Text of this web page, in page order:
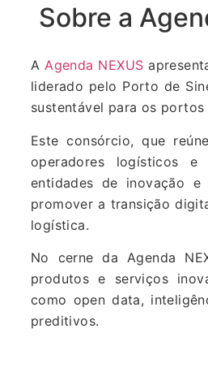
Sobre a
AAgenda NEXUS
liderado pelo Porto de
sustentável para os
Este consórcio, que
operadores logísticos e
entidades de inovação
promover a transição
logística.
No cerne da Agenda
produtos e serviços
como open data,
preditivos.